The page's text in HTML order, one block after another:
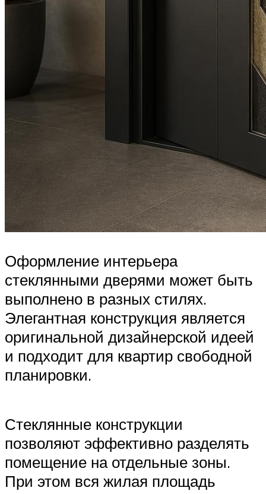
Оформление интерьера
стеклянными дверями может быть
выполнено в разных стилях.
Элегантная конструкция является
оригинальной дизайнерской идеей
и подходит для квартир свободной
планировки.
Стеклянные конструкции
позволяют эффективно разделять
помещение на отдельные зоны.
При этом вся жилая площадь